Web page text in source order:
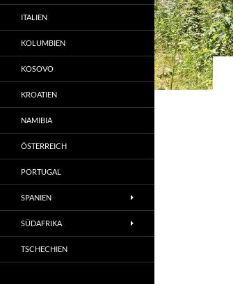
ITALIEN
KOLUMBIEN
KOSOVO
KROATIEN
NAMIBIA
ÖSTERREICH
PORTUGAL
SPANIEN
SÜDAFRIKA
TSCHECHIEN